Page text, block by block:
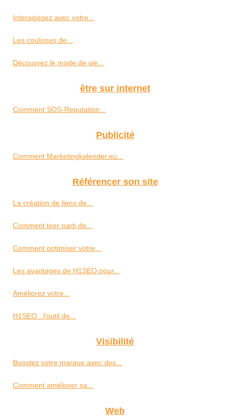
Interagissez avec votre...
Les coulisses de...
Découvrez le mode de vie...
être sur internet
Comment SOS-Reputation...
Publicité
Comment Marketingkalender.eu...
Référencer son site
La création de liens de...
Comment tirer parti de...
Comment optimiser votre...
Les avantages de H1SEO pour...
Améliorez votre...
H1SEO : l'outil de...
Visibilité
Boostez votre marque avec des...
Comment améliorer sa...
Web